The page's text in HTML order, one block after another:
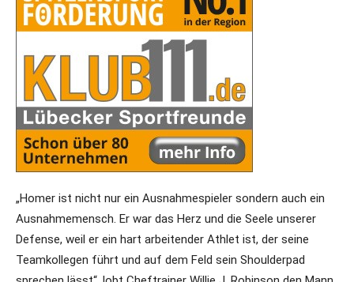
„Homer ist nicht nur ein Ausnahmespieler sondern auch ein
Ausnahmemensch. Er war das Herz und die Seele unserer
Defense, weil er ein hart arbeitender Athlet ist, der seine
Teamkollegen führt und auf dem Feld sein Shoulderpad